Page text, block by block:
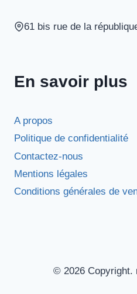
61 bis rue de la
En savoir plus
A propos
Politique de confidentialité
Contactez-nous
Mentions légales
Conditions générales de
© 2026 Copyright.